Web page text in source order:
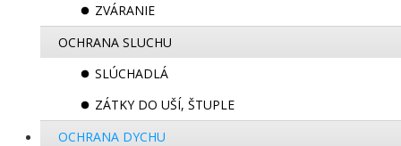
ZVÁRANIE
OCHRANA SLUCHU
SLÚCHADLÁ
ZÁTKY DO UŠÍ, ŠTUPLE
OCHRANA DYCHU